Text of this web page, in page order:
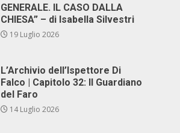
GENERALE. IL CASO DALLA
CHIESA” – di Isabella Silvestri
19 Luglio 2026
L’Archivio dell’Ispettore Di
Falco | Capitolo 32: Il Guardiano
del Faro
14 Luglio 2026